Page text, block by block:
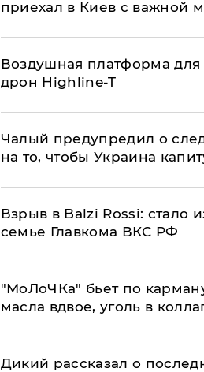
приехал в Киев с важной
Воздушная платформа
дрон Highline-T
Чалый предупредил о
на то, чтобы Украина
Взрыв в Balzi Rossi: стало
семье Главкома ВКС РФ
​"МоЛоЧКа" бьет по
масла вдвое, уголь в
Дикий рассказал о